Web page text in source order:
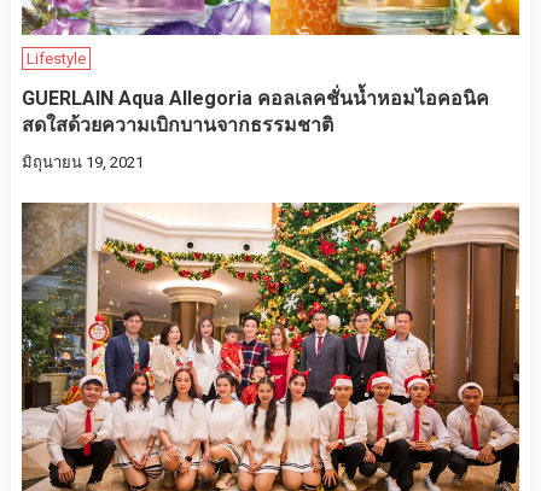
Lifestyle
GUERLAIN Aqua Allegoria คอลเลคชั่นน้ำหอมไอคอนิค
สดใสด้วยความเบิกบานจากธรรมชาติ
มิถุนายน 19, 2021